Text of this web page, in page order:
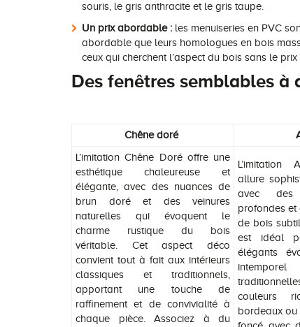
souris, le gris anthracite et le gris taupe.
Un prix abordable : les menuiseries en PVC
abordable que leurs homologues en bois
ceux qui cherchent l’aspect du bois sans le prix
Des fenêtres semblables à
Chêne doré
L’imitation Chêne Doré offre une
esthétique chaleureuse et
élégante, avec des nuances de
brun doré et des veinures
naturelles qui évoquent le
charme rustique du bois
véritable. Cet aspect déco
convient tout à fait aux intérieurs
classiques et traditionnels,
apportant une touche de
raffinement et de convivialité à
chaque pièce. Associez à du
L’imitation
allure
avec des
profondes et
de bois
est idéal
élégants
couleurs
bordeaux ou